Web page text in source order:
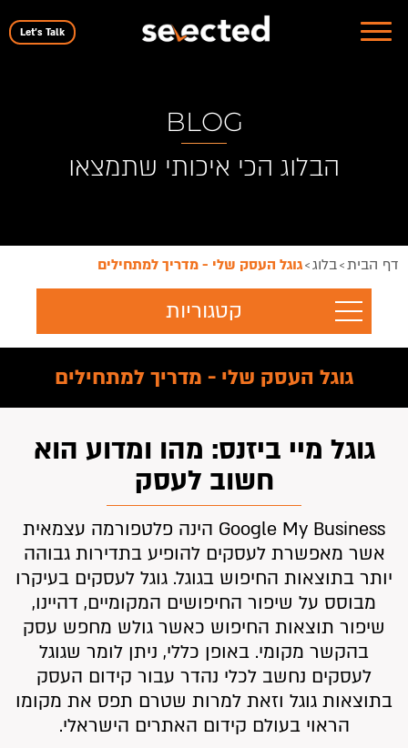
Let's Talk
BLOG
הבלוג הכי איכותי שתמצאו
דף הבית>בלוג>גוגל העסק שלי - מדריך למתחילים
קטגוריות
גוגל העסק שלי - מדריך למתחילים
גוגל מיי ביזנס: מהו ומדוע הוא
חשוב לעסק
Google My Business הינה פלטפורמה עצמאית
אשר מאפשרת לעסקים להופיע בתדירות גבוהה
יותר בתוצאות החיפוש בגוגל. גוגל לעסקים בעיקרו
מבוסס על שיפור החיפושים המקומיים, דהיינו,
שיפור תוצאות החיפוש כאשר גולש מחפש עסק
בהקשר מקומי. באופן כללי, ניתן לומר שגוגל
לעסקים נחשב לכלי נהדר עבור קידום העסק
בתוצאות גוגל וזאת למרות שטרם תפס את מקומו
הראוי בעולם קידום האתרים הישראלי.